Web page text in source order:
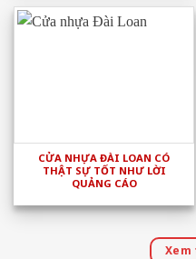
CỬA NHỰA ĐÀI LOAN CÓ
THẬT SỰ TỐT NHƯ LỜI
QUẢNG CÁO
Xem